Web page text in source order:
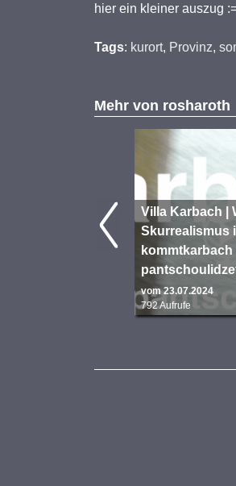
hier ein kleiner auszug
Tags: kurort, Provinz,
Mehr von rosharoth
Villa Karbach |
Skurrealismus
kommtkarbach
vom 23.07.2024
792 Aufrufe